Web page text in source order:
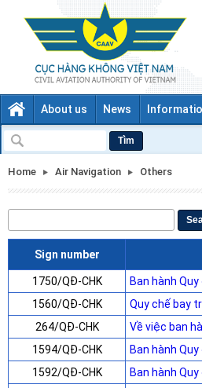
About us News
Tìm
Home Air Navigation Others
Sign number
1750/QĐ-CHK
Ban hành
1560/QĐ-CHK
Quy chế bay
264/QĐ-CHK
Về việc ban
1594/QĐ-CHK
Ban hành
1592/QĐ-CHK
Ban hành